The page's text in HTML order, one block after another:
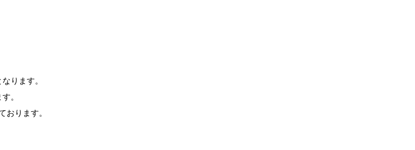
ります。
。
ります。